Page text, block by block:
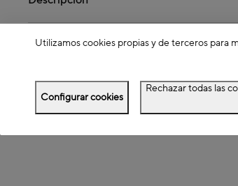
Dimensiones
Utilizamos cookies propias y de terceros para
Configurar cookies
Rechazar todas las